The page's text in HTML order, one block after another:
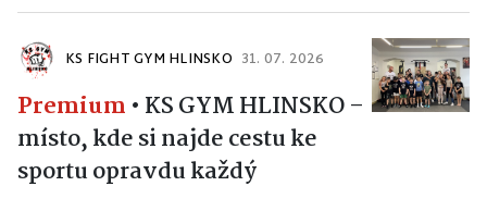
KS FIGHT GYM HLINSKO 31. 07. 2026
Premium • KS GYM HLINSKO –
místo, kde si najde cestu ke
sportu opravdu každý